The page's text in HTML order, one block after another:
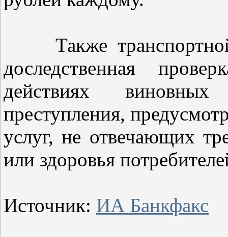
Также транспортной
доследственная
действиях
преступления,
услуг, не отвечающих
или здоровья
Источник: ИА Банкфакс